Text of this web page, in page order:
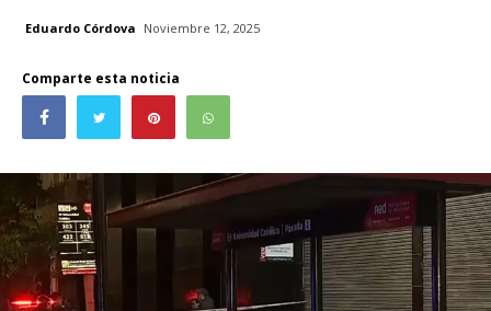
Eduardo Córdova Noviembre 12, 2025
Comparte esta noticia